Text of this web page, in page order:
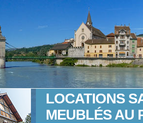
LOCATIONS
MEUBLÉS AU